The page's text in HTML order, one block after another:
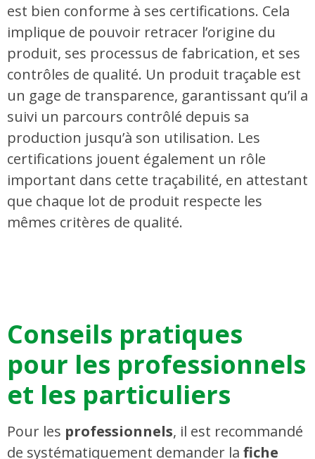
est bien conforme à ses certifications. Cela
implique de pouvoir retracer l’origine du
produit, ses processus de fabrication, et ses
contrôles de qualité. Un produit traçable est
un gage de transparence, garantissant qu’il a
suivi un parcours contrôlé depuis sa
production jusqu’à son utilisation. Les
certifications jouent également un rôle
important dans cette traçabilité, en attestant
que chaque lot de produit respecte les
mêmes critères de qualité.
Conseils pratiques
pour les professionnels
et les particuliers
Pour les professionnels, il est recommandé
de systématiquement demander la fiche